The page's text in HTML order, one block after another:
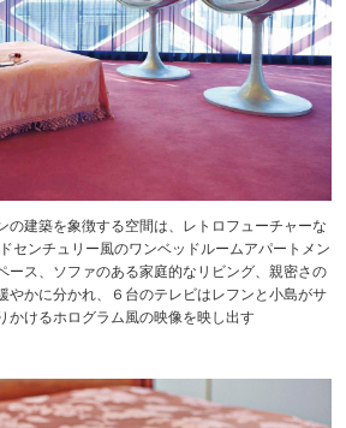
の建築を象徴する空間は、レトロフューチャーな
センチュリー風のワンベッドルームアパートメン
ース、ソファのある家庭的なリビング、親密さの
やかに分かれ、６台のテレビはレフンと小島がサ
かけるホログラム風の映像を映し出す